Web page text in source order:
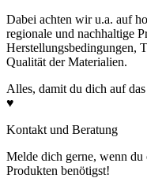
Dabei achten wir u.a. auf
regionale und nachhaltige
Herstellungsbedingungen,
Qualität der Materialien.
Alles, damit du dich auf
♥
Kontakt und Beratung
Melde dich gerne, wenn
Produkten benötigst!